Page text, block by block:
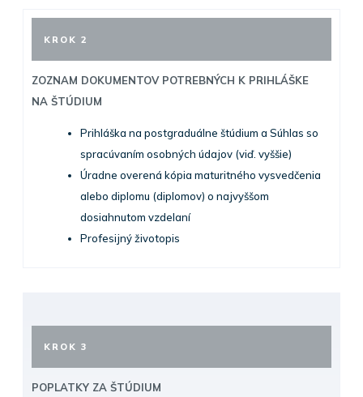
KROK 2
ZOZNAM DOKUMENTOV POTREBNÝCH K PRIHLÁŠKE
NA ŠTÚDIUM
Prihláška na postgraduálne štúdium a Súhlas so
spracúvaním osobných údajov (viď. vyššie)
Úradne overená kópia maturitného vysvedčenia
alebo diplomu (diplomov) o najvyššom
dosiahnutom vzdelaní
Profesijný životopis
KROK 3
POPLATKY ZA ŠTÚDIUM